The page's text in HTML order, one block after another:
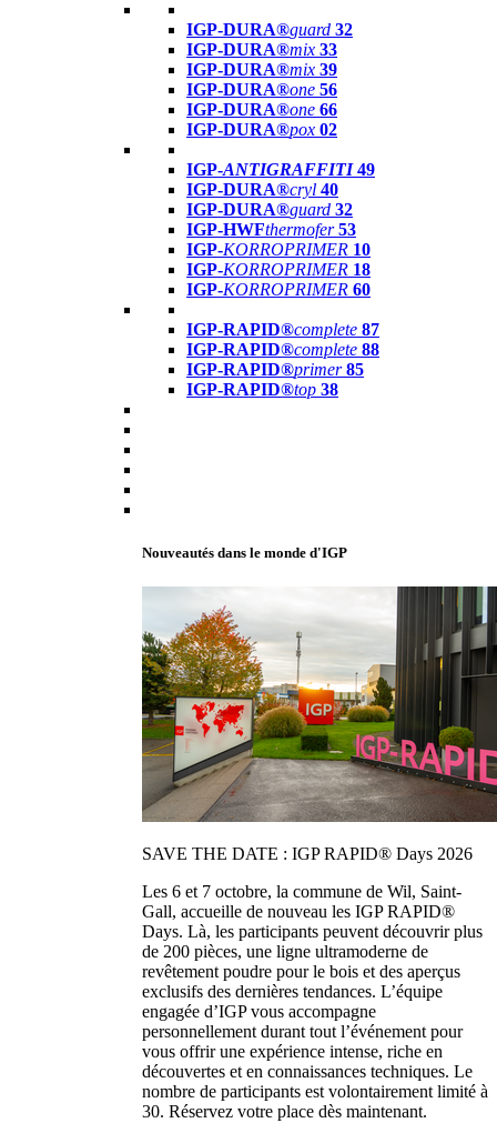
IGP-DURA®guard 32
IGP-DURA®mix 33
IGP-DURA®mix 39
IGP-DURA®one 56
IGP-DURA®one 66
IGP-DURA®pox 02
IGP-ANTIGRAFFITI49
IGP-DURA®cryl 40
IGP-DURA®guard 32
IGP-HWFthermofer 53
IGP-KORROPRIMER 10
IGP-KORROPRIMER 18
IGP-KORROPRIMER 60
IGP-RAPID®complete 87
IGP-RAPID®complete 88
IGP-RAPID®primer 85
IGP-RAPID®top 38
Nouveautés dans le monde d'IGP
SAVE THE DATE : IGP RAPID® Days 2026
Les 6 et 7 octobre, la commune de Wil, Saint-
Gall, accueille de nouveau les IGP RAPID®
Days. Là, les participants peuvent découvrir plus
de 200 pièces, une ligne ultramoderne de
revêtement poudre pour le bois et des aperçus
exclusifs des dernières tendances. L’équipe
engagée d’IGP vous accompagne
personnellement durant tout l’événement pour
vous offrir une expérience intense, riche en
découvertes et en connaissances techniques. Le
nombre de participants est volontairement limité à
30. Réservez votre place dès maintenant.